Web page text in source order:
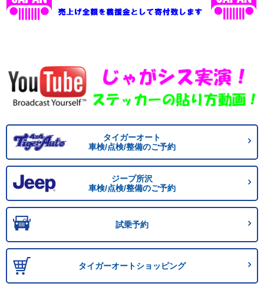
タイガーオート
車検/点検/整備のご予約
ジープ所沢
車検/点検/整備のご予約
試乗予約
タイガーオートショッピング